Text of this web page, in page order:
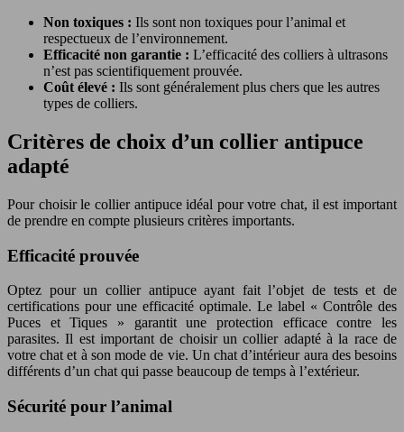
Non toxiques : Ils sont non toxiques pour l’animal et
respectueux de l’environnement.
Efficacité non garantie : L’efficacité des colliers à ultrasons
n’est pas scientifiquement prouvée.
Coût élevé : Ils sont généralement plus chers que les autres
types de colliers.
Critères de choix d’un collier antipuce
adapté
Pour choisir le collier antipuce idéal pour votre chat, il est important
de prendre en compte plusieurs critères importants.
Efficacité prouvée
Optez pour un collier antipuce ayant fait l’objet de tests et de
certifications pour une efficacité optimale. Le label « Contrôle des
Puces et Tiques » garantit une protection efficace contre les
parasites. Il est important de choisir un collier adapté à la race de
votre chat et à son mode de vie. Un chat d’intérieur aura des besoins
différents d’un chat qui passe beaucoup de temps à l’extérieur.
Sécurité pour l’animal